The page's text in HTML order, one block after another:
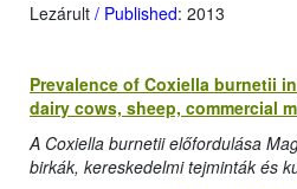
Lezárult / Published: 2013
Prevalence of Coxiella burnetii
dairy cows, sheep, commercial
A Coxiella burnetii előfordulása
birkák, kereskedelmi tejminták és